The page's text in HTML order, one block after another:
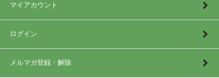
マイアカウント
ログイン
メルマガ登録・解除